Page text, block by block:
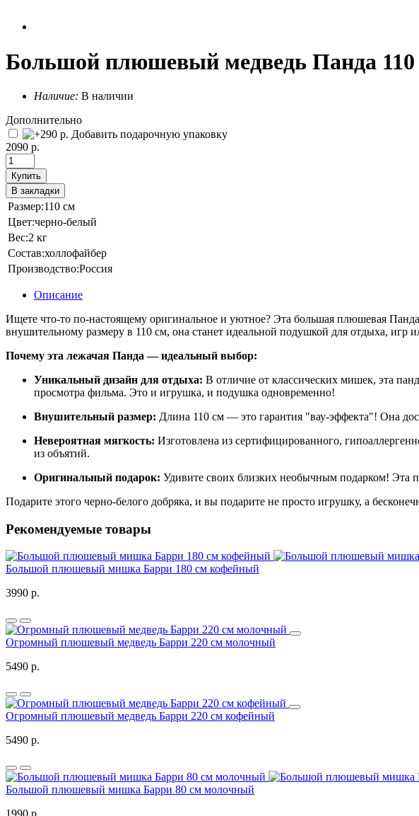
Большой плюшевый медведь Панда 110
Наличие: В наличии
Дополнительно
Добавить подарочную упаковку
2090 р.
Купить
В закладки
Размер:110 см
Цвет:черно-белый
Вес:2 кг
Состав:холлофайбер
Производство:Россия
Описание
Ищете что-то по-настоящему оригинальное и уютное? Эта большая плюшевая
внушительному размеру в 110 см, она станет идеальной подушкой для отдыха, игр
Почему эта лежачая Панда — идеальный выбор:
Уникальный дизайн для отдыха: В отличие от классических мишек, эта
просмотра фильма. Это и игрушка, и подушка одновременно!
Внушительный размер: Длина 110 см — это гарантия "вау-эффекта"! Она
Невероятная мягкость: Изготовлена из сертифицированного,
из объятий.
Оригинальный подарок: Удивите своих близких необычным подарком! Эта
Подарите этого черно-белого добряка, и вы подарите не просто игрушку, а
Рекомендуемые товары
Большой плюшевый мишка Барри 180 см кофейный
3990 р.
Огромный плюшевый медведь Барри 220 см молочный
5490 р.
Огромный плюшевый медведь Барри 220 см кофейный
5490 р.
Большой плюшевый мишка Барри 80 см молочный